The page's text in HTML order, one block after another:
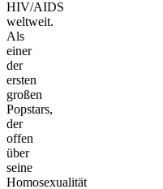
HIV/AIDS
weltweit.
Als
einer
der
ersten
großen
Popstars,
der
offen
über
seine
Homosexualität